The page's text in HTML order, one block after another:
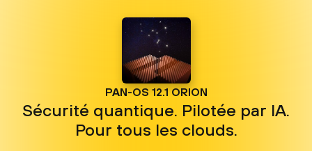
PAN-OS 12.1 ORION
Sécurité quantique. Pilotée par IA.
Pour tous les clouds.